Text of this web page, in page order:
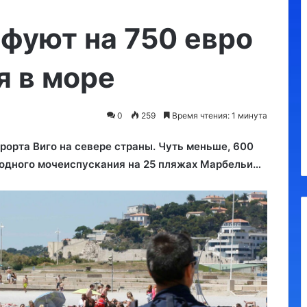
на 750 евро
в море
0 259 Время чтения: 1 минута
Виго на севере страны. Чуть меньше, 600
мочеиспускания на 25 пляжах Марбельи…
Утконос